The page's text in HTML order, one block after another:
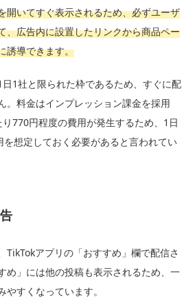
開いてすぐ表示されるため、必ずユーザ
、広告内に設置したリンクから商品ペー
誘導できます。
1社と限られた枠であるため、すぐに配
。料金はインプレッション課金を採用
770円程度の費用が発生するため、1日
想定しておく必要があると言われてい
TikTokアプリの「おすすめ」欄で配信さ
め」には他の投稿も表示されるため、一
すくなっています。